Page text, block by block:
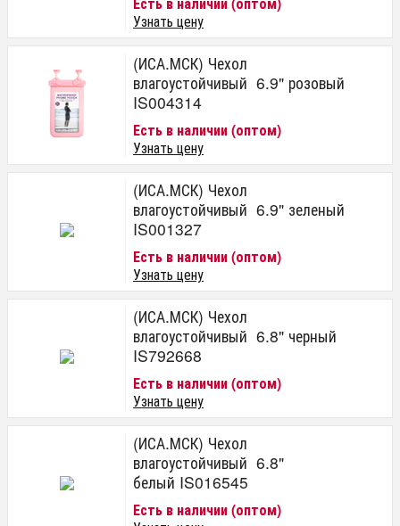
Узнать цену
(ИСА.МСК) Чехол
влагоустойчивый 6.9" розовый
IS004314
Есть в наличии (оптом)
Узнать цену
(ИСА.МСК) Чехол
влагоустойчивый 6.9" зеленый
IS001327
Есть в наличии (оптом)
Узнать цену
(ИСА.МСК) Чехол
влагоустойчивый 6.8" черный
IS792668
Есть в наличии (оптом)
Узнать цену
(ИСА.МСК) Чехол
влагоустойчивый 6.8"
белый IS016545
Есть в наличии (оптом)